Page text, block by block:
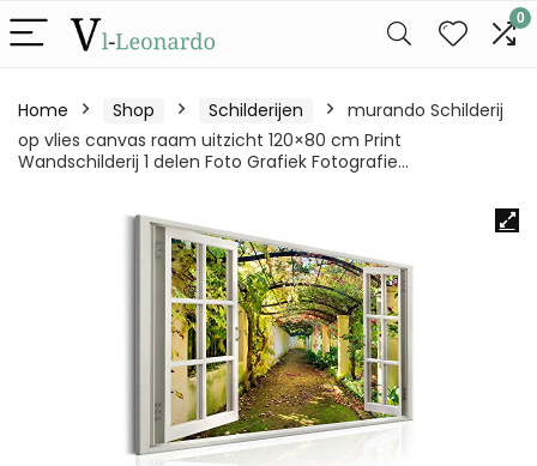
0
Home Shop Schilderijen
murando Schilderij
op vlies canvas raam uitzicht 120×80 cm Print
Wandschilderij 1 delen Foto Grafiek Fotografie…